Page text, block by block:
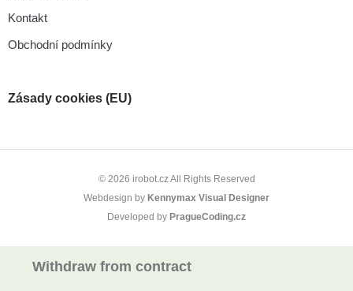
Kontakt
Obchodní podmínky
Zásady cookies (EU)
© 2026 irobot.cz All Rights Reserved
Webdesign by Kennymax Visual Designer
Developed by PragueCoding.cz
Withdraw from contract